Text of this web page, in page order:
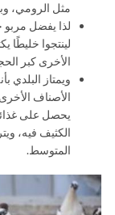
مثل الرومي،
لذا يفضل مربو
لينتجوا خليطًا
الأخرى كبر
ويمتاز البلدي
الأصناف
يحصل على
المتوسط.